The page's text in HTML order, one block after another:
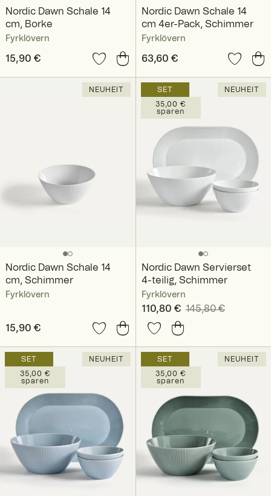
Nordic Dawn Schale 14
cm, Borke
Fyrklövern
Preis:15,90 €
15,90 €
Nordic Dawn Schale 14
cm 4er-Pack, Schimmer
Fyrklövern
Preis: 63,60 €
63,60 €
NEUHEIT
Nordic Dawn Schale 14
cm, Schimmer
Fyrklövern
Preis:15,90 €
15,90 €
SET
35,00 €
sparen
NEUHEIT
Nordic Dawn Servierset
4-teilig, Schimmer
Fyrklövern
Aktueller Preis:
110,80 €Vorheriger Preis
145,80 €
110,80 € 145,80 €
SET
35,00 €
sparen
NEUHEIT
SET
35,00 €
sparen
NEUHEIT